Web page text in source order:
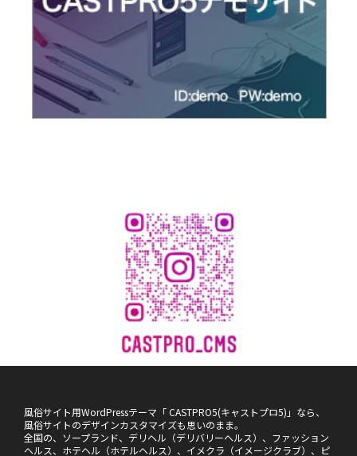
風俗サイト用WordPressテーマ「 CASTPRO5(キャストプロ5)」なら、
風俗サイトのデザインカスタマイズも思いのまま。
全国の、ソープランド、デリヘル（デリバリーヘルス）、ファッション
ヘルス、ホテヘル（ホテルヘルス）、イメクラ（イメージクラブ）、ピ